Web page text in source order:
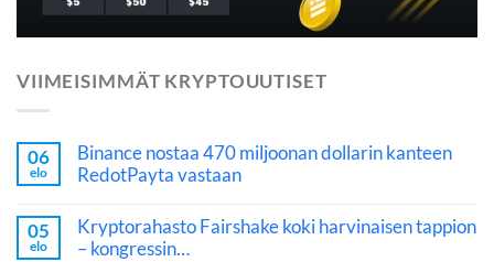
VIIMEISIMMÄT KRYPTOUUTISET
06
elo
Binance nostaa 470 miljoonan dollarin kanteen
RedotPayta vastaan
05
elo
Kryptorahasto Fairshake koki harvinaisen tappion
– kongressin…